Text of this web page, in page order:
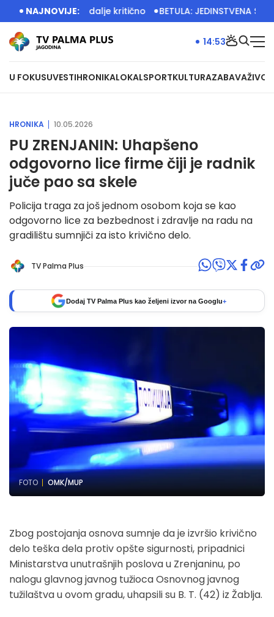
NAJNOVIJE:
vodostajima i dalje kritično BETULA: JEDINSTVENA
U FOKUSUVESTIHRONIKALOKALSPORTKULTURAZABAVAŽIVOT
14:53
HRONIKA 10.05.2026
PU ZRENJANIN: Uhapšeno
odgovorno lice firme čiji je radnik
juče pao sa skele
Policija traga za još jednom osobom koja se kao
odgovorno lice za bezbednost i zdravlje na radu na
gradilištu sumnjiči za isto krivično delo.
TV Palma Plus
Dodaj TV Palma Plus kao željeni izvor na Googlu+
FOTO OMK/MUP
Zbog postojanja osnova sumnje da je izvršio krivično
delo teška dela protiv opšte sigurnosti, pripadnici
Ministarstva unutrašnjih poslova u Zrenjaninu, po
nalogu glavnog javnog tužioca Osnovnog javnog
tužilaštva u ovom gradu, uhapsili su B. T. (42) iz Žablja.